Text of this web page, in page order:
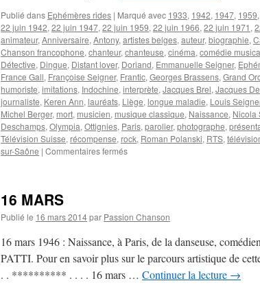
Publié dans Ephémères rides | Marqué avec 1933, 1942, 1947, 1959,
22 juin 1942, 22 juin 1947, 22 juin 1959, 22 juin 1966, 22 juin 1971 ,
animateur, Anniversaire, Antony, artistes belges, auteur, biographie,
Chanson francophone, chanteur, chanteuse, cinéma, comédie
Détective, Dingue, Distant lover, Doriand, Emmanuelle Seigner,
France Gall, Françoise Seigner, Frantic, Georges Brassens, Grand
humoriste, imitations, Indochine, interprète, Jacques Brel, Jacques
journaliste, Keren Ann, lauréats, Liège, longue maladie, Louis
Michel Berger, mort, musicien, musique classique, Naissance, Nicola
Deschamps, Olympia, Ottignies, Paris, parolier, photographe,
Télévision Suisse, récompense, rock, Roman Polanski, RTS,
sur-Saône | Commentaires ferméssur
16 MARS
Publié le 16 mars 2014par Passion Chanson
16 mars 1946 : Naissance, à Paris, de la danseuse,
PATTI. Pour en savoir plus sur le parcours artistique de
. . ********** . . . . 16 mars … Continuer la lecture →